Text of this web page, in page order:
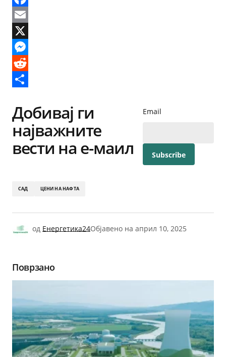
Facebook
Email
X
Messenger
Reddit
Добивај ги
најважните
вести на е-маил
Email
САД ЦЕНИ НА НАФТА
од Енергетика24Објавено на април 10, 2025
Поврзано